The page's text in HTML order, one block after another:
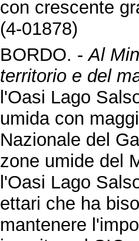
con crescente
(4-01878)
BORDO. -Al
territorio e del
l'Oasi Lago
umida con
Nazionale del
zone umide del
l'Oasi Lago
ettari che ha
mantenere